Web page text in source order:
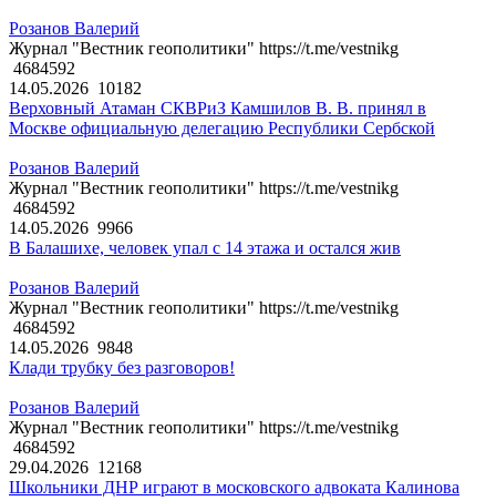
Розанов Валерий
Журнал "Вестник геополитики" https://t.me/vestnikg
4684592
14.05.2026 10182
Верховный Атаман СКВРиЗ Камшилов В. В. принял в
Москве официальную делегацию Республики Сербской
Розанов Валерий
Журнал "Вестник геополитики" https://t.me/vestnikg
4684592
14.05.2026 9966
В Балашихе, человек упал с 14 этажа и остался жив
Розанов Валерий
Журнал "Вестник геополитики" https://t.me/vestnikg
4684592
14.05.2026 9848
Клади трубку без разговоров!
Розанов Валерий
Журнал "Вестник геополитики" https://t.me/vestnikg
4684592
29.04.2026 12168
Школьники ДНР играют в московского адвоката Калинова